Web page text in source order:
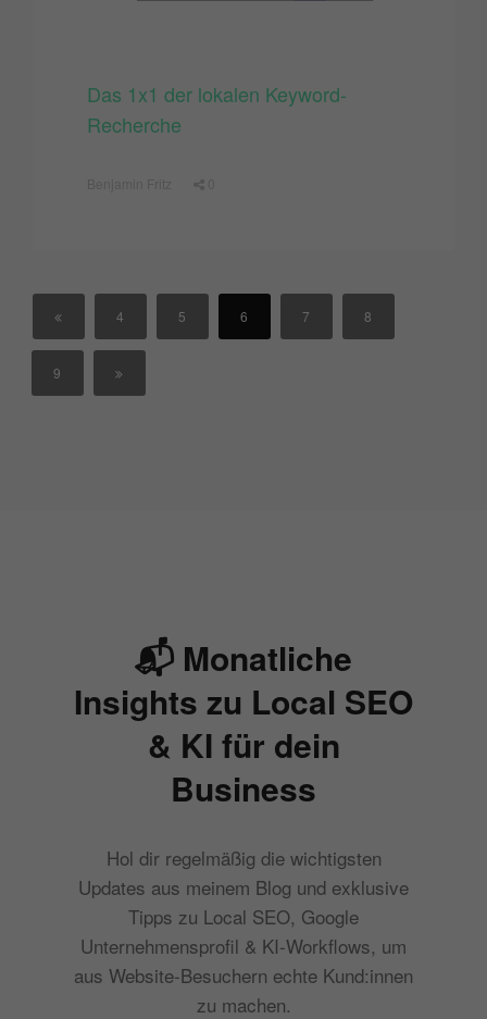
Das 1x1 der lokalen Keyword-
Recherche
4 5 6 7 8
9
📬 Monatliche
Insights zu Local SEO
& KI für dein
Business
Hol dir regelmäßig die wichtigsten
Updates aus meinem Blog und exklusive
Tipps zu Local SEO, Google
Unternehmensprofil & KI-Workflows, um
aus Website-Besuchern echte Kund:innen
zu machen.